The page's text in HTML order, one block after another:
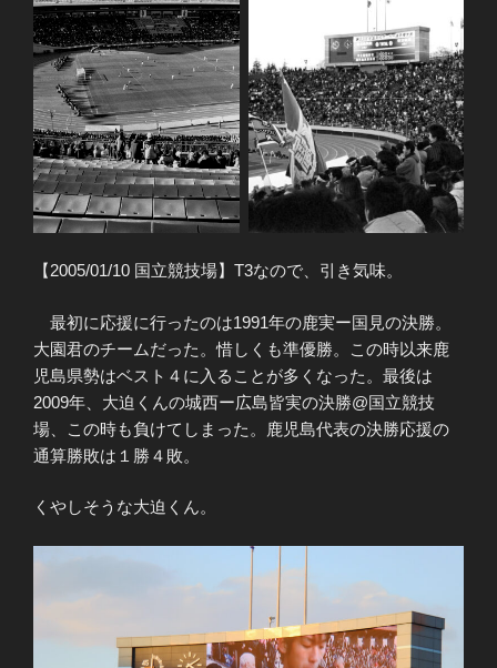
【2005/01/10 国立競技場】T3なので、引き気味。
最初に応援に行ったのは1991年の鹿実ー国見の決勝。
大園君のチームだった。惜しくも準優勝。この時以来鹿
児島県勢はベスト４に入ることが多くなった。最後は
2009年、大迫くんの城西ー広島皆実の決勝@国立競技
場、この時も負けてしまった。鹿児島代表の決勝応援の
通算勝敗は１勝４敗。
くやしそうな大迫くん。